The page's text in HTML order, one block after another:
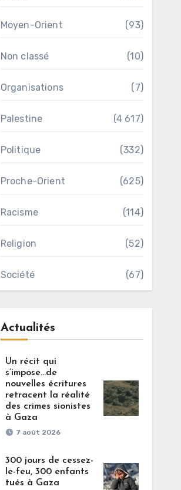
Moyen-Orient (93)
Non classé (10)
Organisations (7)
Palestine (4 617)
Politique (332)
Proche-Orient (625)
Racisme (114)
Religion (52)
Société (67)
Actualités
Un récit qui
s’impose…de
nouvelles écritures
retracent la réalité
des crimes sionistes
à Gaza
7 août 2026
300 jours de cessez-
le-feu, 300 enfants
tués à Gaza